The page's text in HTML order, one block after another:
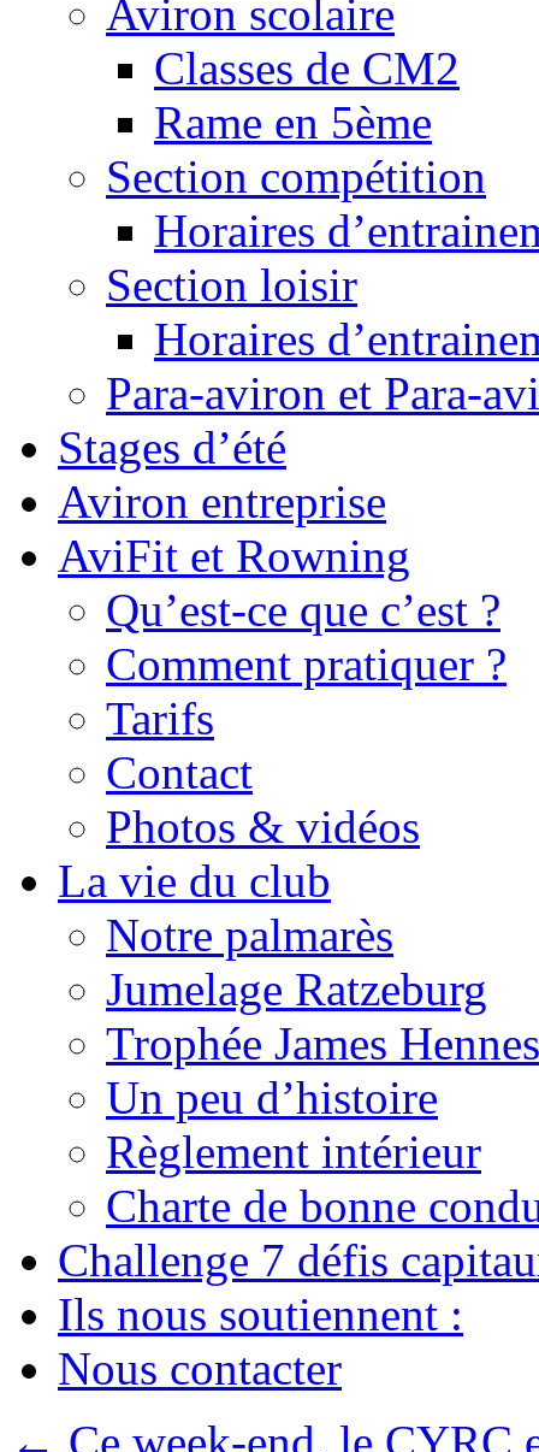
Aviron scolaire
Classes de CM2
Rame en 5ème
Section compétition
Horaires
Section loisir
Horaires
Para-aviron et Para-
Stages d’été
Aviron entreprise
AviFit et Rowning
Qu’est-ce que c’est ?
Comment pratiquer ?
Tarifs
Contact
Photos & vidéos
La vie du club
Notre palmarès
Jumelage Ratzeburg
Trophée James
Un peu d’histoire
Règlement intérieur
Charte de bonne
Challenge 7 défis
Ils nous soutiennent :
Nous contacter